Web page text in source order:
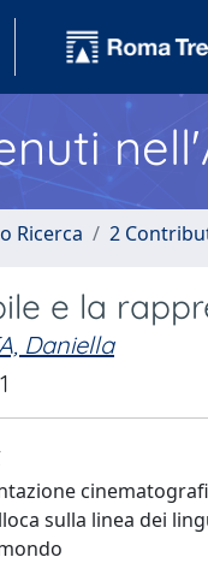
Ricerca 2
e la
Daniella
sulla linea dei